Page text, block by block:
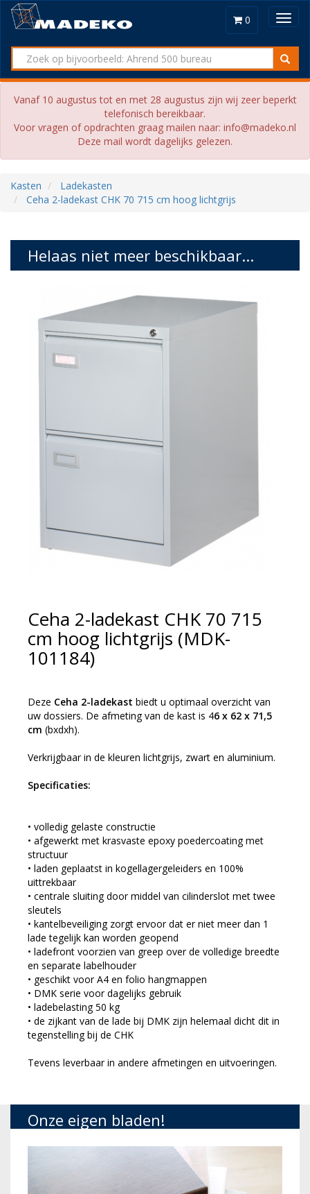
0
Vanaf 10 augustus tot en met 28 augustus zijn wij zeer beperkt
telefonisch bereikbaar.
Voor vragen of opdrachten graag mailen naar: info@madeko.nl
Deze mail wordt dagelijks gelezen.
Kasten
Ladekasten
Ceha 2-ladekast CHK 70 715 cm hoog lichtgrijs
Helaas niet meer beschikbaar...
Ceha 2-ladekast CHK 70 715
cm hoog lichtgrijs (MDK-
101184)
Deze Ceha 2-ladekast biedt u optimaal overzicht van
uw dossiers. De afmeting van de kast is 46 x 62 x 71,5
cm (bxdxh).
Verkrijgbaar in de kleuren lichtgrijs, zwart en aluminium.
Specificaties:
• volledig gelaste constructie
• afgewerkt met krasvaste epoxy poedercoating met
structuur
• laden geplaatst in kogellagergeleiders en 100%
uittrekbaar
• centrale sluiting door middel van cilinderslot met twee
sleutels
• kantelbeveiliging zorgt ervoor dat er niet meer dan 1
lade tegelijk kan worden geopend
• ladefront voorzien van greep over de volledige breedte
en separate labelhouder
• geschikt voor A4 en folio hangmappen
• DMK serie voor dagelijks gebruik
• ladebelasting 50 kg
• de zijkant van de lade bij DMK zijn helemaal dicht dit in
tegenstelling bij de CHK
Tevens leverbaar in andere afmetingen en uitvoeringen.
Onze eigen bladen!